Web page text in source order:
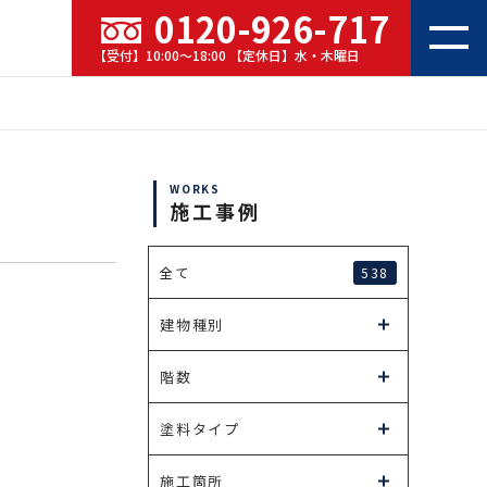
0120-926-717
【受付】10:00～18:00 【定休日】水・木曜日
WORKS
施工事例
全て 538
建物種別
階数
塗料タイプ
施工箇所